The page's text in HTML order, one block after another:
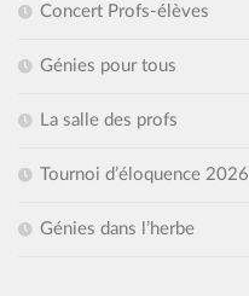
Concert Profs-élèves
Génies pour tous
La salle des profs
Tournoi d’éloquence 2026
Génies dans l’herbe